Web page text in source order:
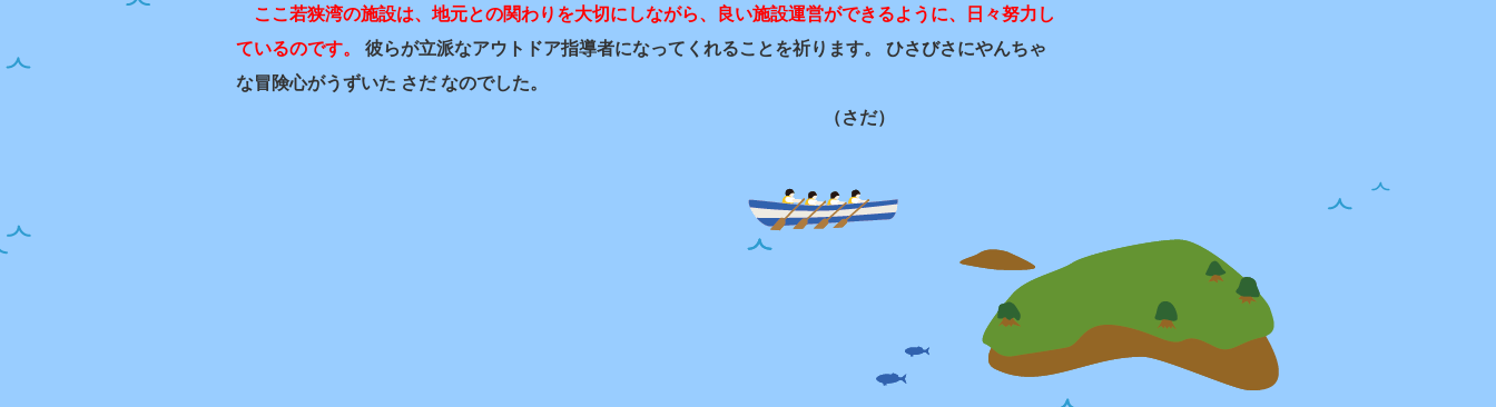
ここ若狭湾の施設は、地元との関わりを大切にしながら、良い施設運営ができるように、日々努力し
ているのです。 彼らが立派なアウトドア指導者になってくれることを祈ります。 ひさびさにやんちゃ
な冒険心がうずいた さだ なのでした。
（さだ）